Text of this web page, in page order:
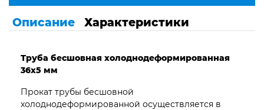
Описание Характеристики
Труба бесшовная холоднодеформированная
36х5 мм
Прокат трубы бесшовной
холоднодеформированной осуществляется в